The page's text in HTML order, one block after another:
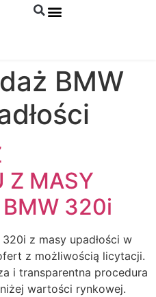
BMW
Z MASY
BMW 320i
z masy upadłości w
z możliwością licytacji.
i transparentna procedura
wartości rynkowej.